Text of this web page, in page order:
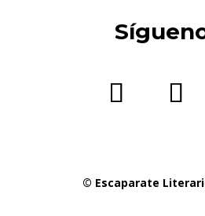
© Escaparate